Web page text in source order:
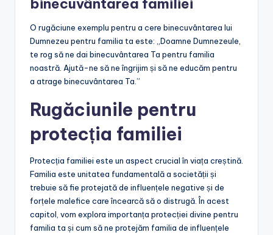
binecuvântarea familiei
O rugăciune exemplu pentru a cere binecuvântarea lui
Dumnezeu pentru familia ta este: „Doamne Dumnezeule,
te rog să ne dai binecuvântarea Ta pentru familia
noastră. Ajută-ne să ne îngrijim și să ne educăm pentru
a atrage binecuvântarea Ta.”
Rugăciunile pentru
protecția familiei
Protecția familiei este un aspect crucial în viața creștină.
Familia este unitatea fundamentală a societății și
trebuie să fie protejată de influențele negative și de
forțele malefice care încearcă să o distrugă. În acest
capitol, vom explora importanța protecției divine pentru
familia ta și cum să ne protejăm familia de influențele